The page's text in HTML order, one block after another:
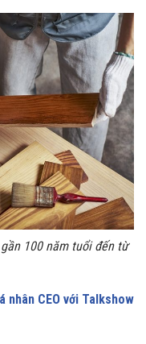
100 năm tuổi đến từ
nhân CEO với Talkshow